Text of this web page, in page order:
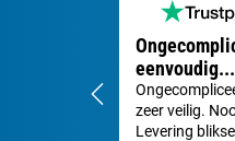
eenvoudig...
zeer veilig.
Levering